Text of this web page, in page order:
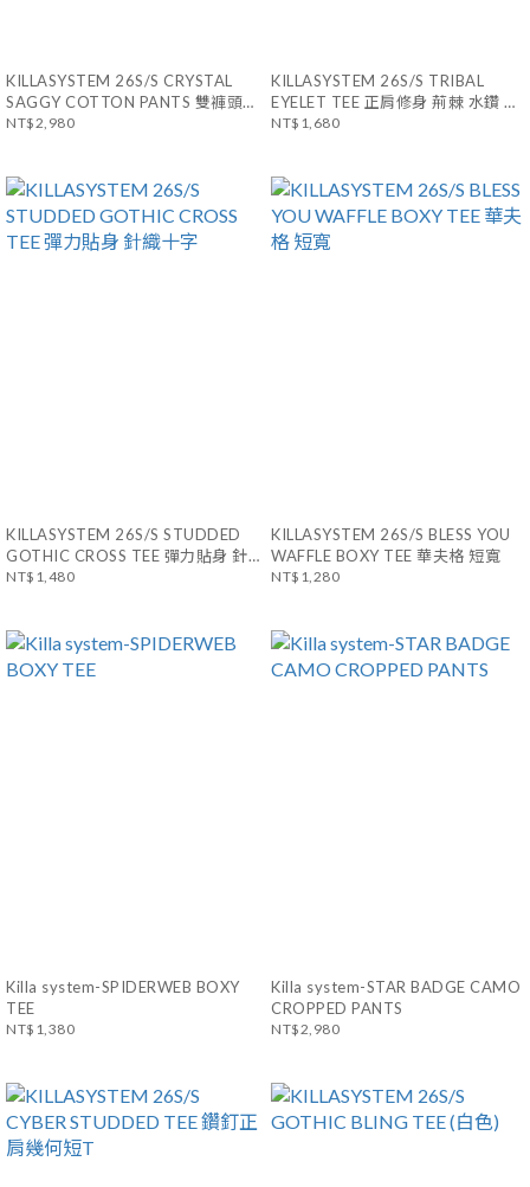
KILLASYSTEM 26S/S CRYSTAL
SAGGY COTTON PANTS 雙褲頭
NT$2,980
KILLASYSTEM 26S/S TRIBAL
EYELET TEE 正肩修身 荊棘 水鑽 金
屬扣環
NT$1,680
KILLASYSTEM 26S/S STUDDED
GOTHIC CROSS TEE 彈力貼身 針
織十字
NT$1,480
KILLASYSTEM 26S/S BLESS YOU
WAFFLE BOXY TEE 華夫格 短寬
NT$1,280
Killa system-SPIDERWEB BOXY
TEE
NT$1,380
Killa system-STAR BADGE CAMO
CROPPED PANTS
NT$2,980